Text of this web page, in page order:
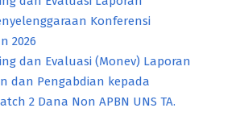
Konferensi
2026
dan Evaluasi (Monev) Laporan
dan Pengabdian kepada
2 Dana Non APBN UNS TA.